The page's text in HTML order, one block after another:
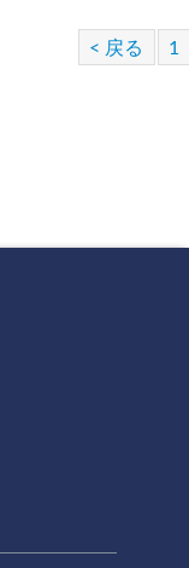
< 戻る 1